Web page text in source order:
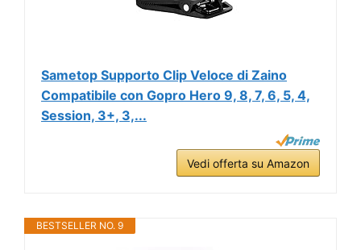
Sametop Supporto Clip Veloce di Zaino
Compatibile con Gopro Hero 9, 8, 7, 6, 5, 4,
Session, 3+, 3,...
Vedi offerta su Amazon
BESTSELLER NO. 9